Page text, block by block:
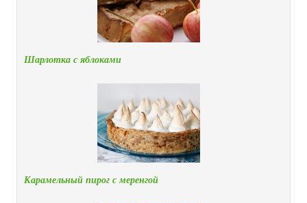
Шарлотка с яблоками
Карамельный пирог с меренгой